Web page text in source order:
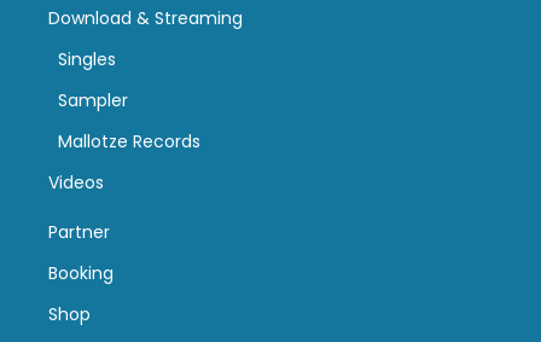
Download & Streaming
Singles
Sampler
Mallotze Records
Videos
Partner
Booking
Shop